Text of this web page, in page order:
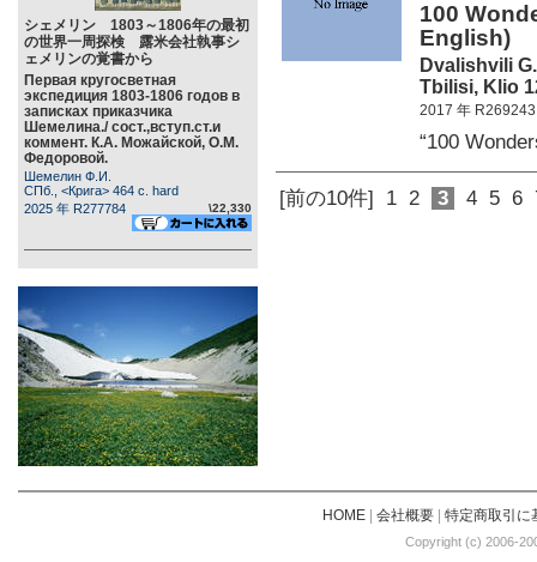
シェメリン 1803～1806年の最初
の世界一周探検 露米会社執事シ
ェメリンの覚書から
Первая кругосветная
экспедиция 1803-1806 годов в
записках приказчика
Шемелина./ сост.,вступ.ст.и
коммент. К.А. Можайской, О.М.
Федоровой.
Шемелин Ф.И.
СПб., <Крига> 464 c. hard
2025 年 R277784
\22,330
100
English)
Dvalishvili G.
Tbilisi, Klio
2017 年 R269243
“100
[前の10件] 1 2 3 4 5 6
HOME| 会社概要| 特定商取引に
Copyright (c) 2006-